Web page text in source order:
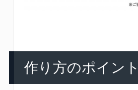
作り方のポイント